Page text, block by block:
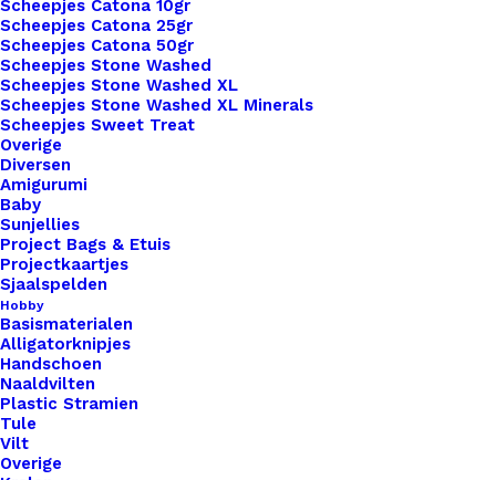
Scheepjes Catona 10gr
Scheepjes Catona 25gr
Scheepjes Catona 50gr
Scheepjes Stone Washed
Scheepjes Stone Washed XL
Scheepjes Stone Washed XL Minerals
Scheepjes Sweet Treat
Overige
Diversen
Amigurumi
Baby
Sunjellies
Project Bags & Etuis
Projectkaartjes
Sjaalspelden
Hobby
Basismaterialen
Alligatorknipjes
Handschoen
Naaldvilten
Plastic Stramien
Tule
Vilt
Overige
traditionele look met aannaaien of vetersluiting,
wij hebben de perfecte optie voor jou. Onze leren
Little labels zijn gemaakt van hoogwaardig leer,
wat zorgt voor duurzaamheid en een luxe
uitstraling. Bovendien bieden we een breed scala
aan lettertypen, kleuren en personalisatieopties,
zodat je jouw labels kunt aanpassen aan jouw
unieke stijl en merk. Ontdek vandaag nog de
mogelijkheden van onze leren Little Labels en
geef je haak- en breiwerk de finishing touch die
het verdient. Bestel nu en maak indruk met je
creatieve meesterwerken!
Kleur